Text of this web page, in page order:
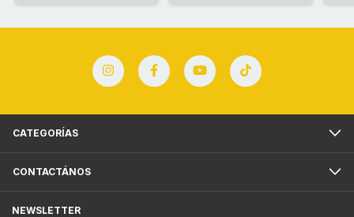
CATEGORÍAS
CONTACTÁNOS
NEWSLETTER